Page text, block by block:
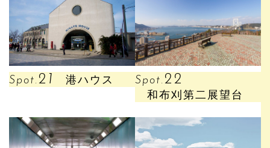
Spot. 21 港ハウス Spot. 22
和布刈第二展望台